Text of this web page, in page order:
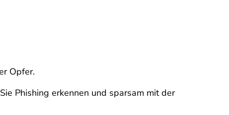
Opfer.
Phishing erkennen und sparsam mit der